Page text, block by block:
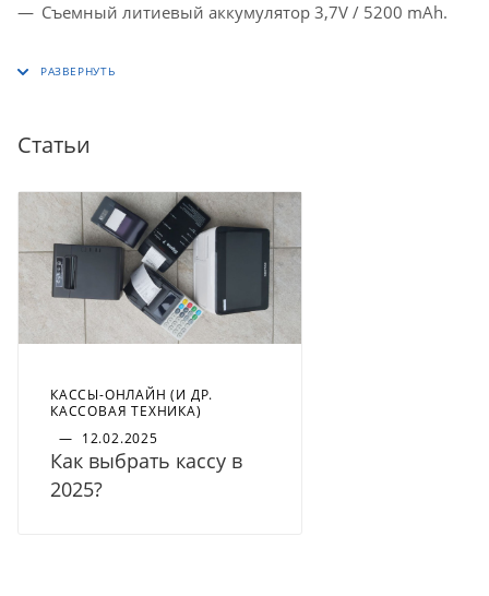
Съемный литиевый аккумулятор 3,7V / 5200 mAh.
Статьи
КАССЫ-ОНЛАЙН (И ДР.
КАССОВАЯ ТЕХНИКА)
— 12.02.2025
Как выбрать кассу в
2025?